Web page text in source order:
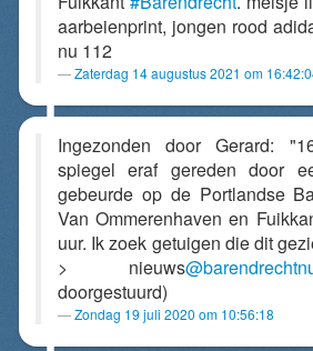
aarbeienprint, jongen rood
nu 112
Zaterdag 14 augustus 2021 om
Ingezonden door Gerard:
spiegel eraf gereden door
gebeurde op de Portlandse
Van Ommerenhaven en
uur. Ik zoek getuigen die dit
> nieuws
doorgestuurd)
Zondag 19 juli 2020 om 10:56:18